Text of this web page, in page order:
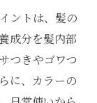
ントは、髪の
成分を髪内部
つきやゴワつ
に、カラーの